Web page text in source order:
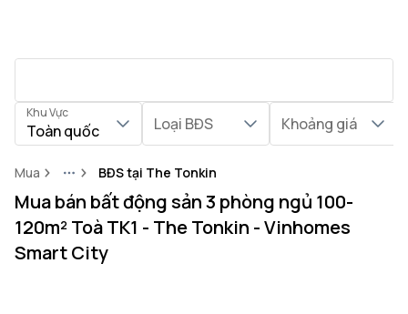
Khu Vực
Toàn quốc Loại BĐS Khoảng giá
Mua MoreBĐS tại The Tonkin
Mua bán bất động sản 3 phòng ngủ 100-
120m² Toà TK1 - The Tonkin - Vinhomes
Smart City